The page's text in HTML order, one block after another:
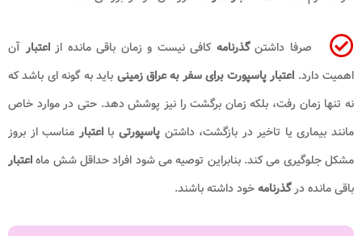
صرفا داشتنگذرنامهکافی نیست و زمان باقی مانده ازاعتبار آن
اهمیت دارد. اعتبار پاسپورت برای سفر به عراق زمینی باید به گونه ای باشد که
نه تنها زمان رفت، بلکه زمان برگشت را نیز پوشش دهد. حتی در موارد خاص
مانند بیماری یا تاخیر در بازگشت، داشتنپاسپورتی بااعتبار مناسب از بروز
مشکل جلوگیری می کند. بنابراین توصیه می شود افراد حداقل شش ماهاعتبار
باقی مانده درگذرنامهخود داشته باشند.